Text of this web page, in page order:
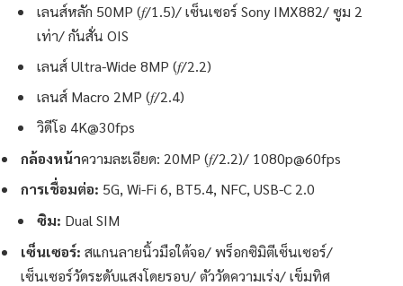
เลนส์หลัก 50MP (𝑓/1.5)/ เซ็นเซอร์ Sony IMX882/ ซูม 2
เท่า/ กันสั่น OIS
เลนส์ Ultra-Wide 8MP (𝑓/2.2)
เลนส์ Macro 2MP (𝑓/2.4)
วิดีโอ 4K@30fps
กล้องหน้าความละเอียด: 20MP (𝑓/2.2)/ 1080p@60fps
การเชื่อมต่อ: 5G, Wi-Fi 6, BT5.4, NFC, USB-C 2.0
ซิม: Dual SIM
เซ็นเซอร์: สแกนลายนิ้วมือใต้จอ/ พร็อกซิมิตีเซ็นเซอร์/
เซ็นเซอร์วัดระดับแสงโดยรอบ/ ตัววัดความเร่ง/ เข็มทิศ